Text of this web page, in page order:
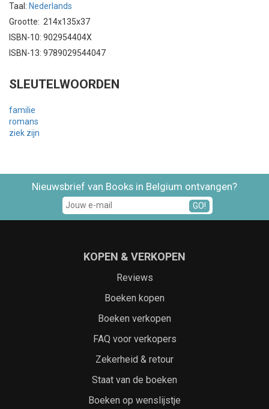
Taal: Nederlands
Grootte: 214x135x37
ISBN-10: 902954404X
ISBN-13: 9789029544047
SLEUTELWOORDEN
familie
romans
ziek zijn
Nieuwsbrief van Books in Belgium ontvangen?
GO!
KOPEN & VERKOPEN
Reviews
Boeken kopen
Boeken verkopen
FAQ voor verkopers
Zekerheid & retour
Staat van de boeken
Boeken op wenslijstje